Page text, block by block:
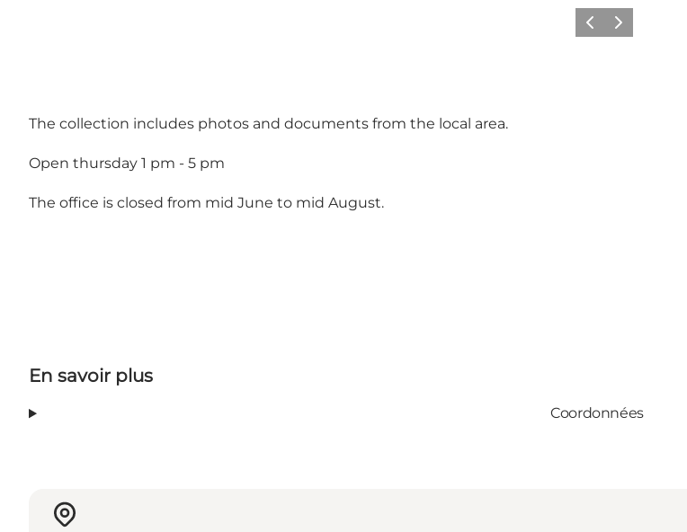
PrécédentSuivant
The collection includes photos and documents from the local area.
Open thursday 1 pm - 5 pm
The office is closed from mid June to mid August.
En savoir plus
Coordonnées